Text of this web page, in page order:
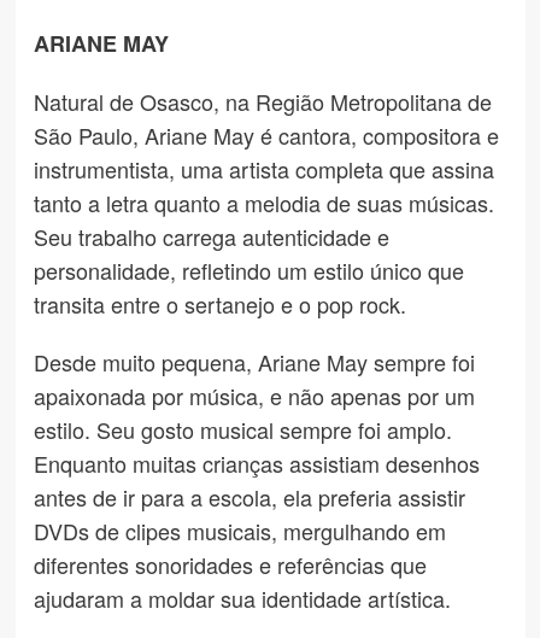
ARIANE MAY
Natural de Osasco, na Região Metropolitana de
São Paulo, Ariane May é cantora, compositora e
instrumentista, uma artista completa que assina
tanto a letra quanto a melodia de suas músicas.
Seu trabalho carrega autenticidade e
personalidade, refletindo um estilo único que
transita entre o sertanejo e o pop rock.
Desde muito pequena, Ariane May sempre foi
apaixonada por música, e não apenas por um
estilo. Seu gosto musical sempre foi amplo.
Enquanto muitas crianças assistiam desenhos
antes de ir para a escola, ela preferia assistir
DVDs de clipes musicais, mergulhando em
diferentes sonoridades e referências que
ajudaram a moldar sua identidade artística.